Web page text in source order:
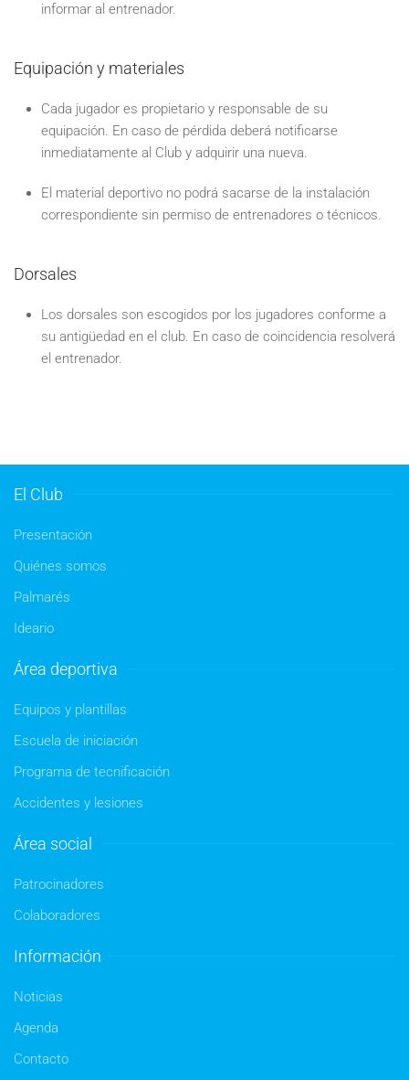
informar al entrenador.
Equipación y materiales
Cada jugador es propietario y responsable de su
equipación. En caso de pérdida deberá notificarse
inmediatamente al Club y adquirir una nueva.
El material deportivo no podrá sacarse de la instalación
correspondiente sin permiso de entrenadores o técnicos.
Dorsales
Los dorsales son escogidos por los jugadores conforme a
su antigüedad en el club. En caso de coincidencia resolverá
el entrenador.
El Club
Presentación
Quiénes somos
Palmarés
Ideario
Área deportiva
Equipos y plantillas
Escuela de iniciación
Programa de tecnificación
Accidentes y lesiones
Área social
Patrocinadores
Colaboradores
Información
Noticias
Agenda
Contacto